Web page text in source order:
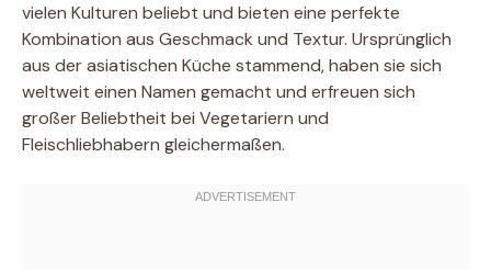
vielen Kulturen beliebt und bieten eine perfekte
Kombination aus Geschmack und Textur. Ursprünglich
aus der asiatischen Küche stammend, haben sie sich
weltweit einen Namen gemacht und erfreuen sich
großer Beliebtheit bei Vegetariern und
Fleischliebhabern gleichermaßen.